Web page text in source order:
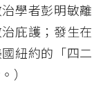
學者彭明敏離
庇護；發生在
紐約的「四二
）